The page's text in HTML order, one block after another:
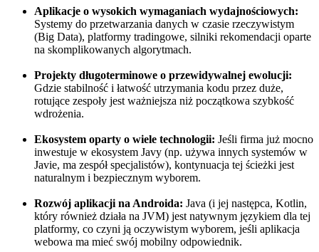
Aplikacje o wysokich wymaganiach wydajnościowych:
Systemy do przetwarzania danych w czasie rzeczywistym
(Big Data), platformy tradingowe, silniki rekomendacji oparte
na skomplikowanych algorytmach.
Projekty długoterminowe o przewidywalnej ewolucji:
Gdzie stabilność i łatwość utrzymania kodu przez duże,
rotujące zespoły jest ważniejsza niż początkowa szybkość
wdrożenia.
Ekosystem oparty o wiele technologii: Jeśli firma już mocno
inwestuje w ekosystem Javy (np. używa innych systemów w
Javie, ma zespół specjalistów), kontynuacja tej ścieżki jest
naturalnym i bezpiecznym wyborem.
Rozwój aplikacji na Androida: Java (i jej następca, Kotlin,
który również działa na JVM) jest natywnym językiem dla tej
platformy, co czyni ją oczywistym wyborem, jeśli aplikacja
webowa ma mieć swój mobilny odpowiednik.